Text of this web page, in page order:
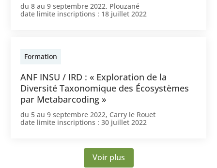
du 8 au 9 septembre 2022, Plouzané
date limite inscriptions : 18 juillet 2022
Formation
ANF INSU / IRD : « Exploration de la
Diversité Taxonomique des Écosystèmes
par Metabarcoding »
du 5 au 9 septembre 2022, Carry le Rouet
date limite inscriptions : 30 juillet 2022
Voir plus